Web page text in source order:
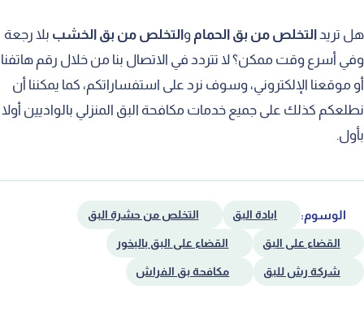
هل تريد التخلص من بق الحمام و التخلص من بق الخشب بلا رجعة
وفي أسرع وقت ممكن؟ لا تتردد في الاتصال بنا من خلال رقم هاتفنا
أو موقعنا الإلكتروني، وسوف نرد على استفساراتكم، كما يمكننا أن
نطلعكم كذلك على جميع خدمات مكافحة البق المنزلي بالواديين أولا
بأول.
الوسوم: ابادة البق التخلص من حشرة البق
القضاء على البق القضاء على البق بالبخور
شركة رش للبق مكافحة بق الفراش